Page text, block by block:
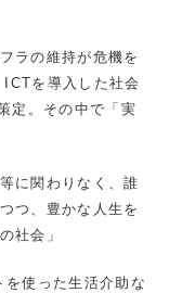
ラの維持が危機を
を導入した社会
定。その中で「実
に関わりなく、誰
つ、豊かな人生を
社会」
使った生活介助な